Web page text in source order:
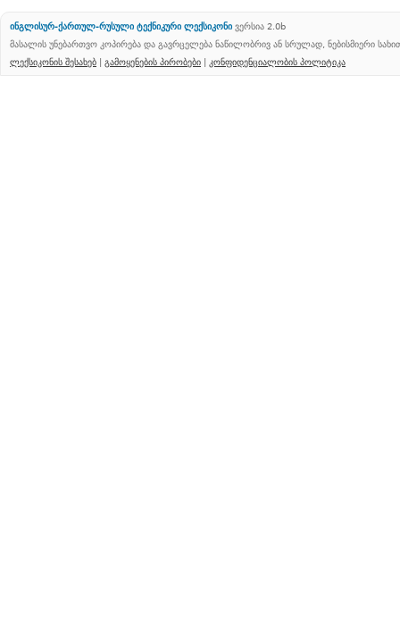
ინგლისურ-ქართულ-რუსული ტექნიკური ლექსიკონი ვერსია 2.0b
მასალის უნებართვო კოპირება და გავრცელება ნაწილობრივ ან სრულად, ნებისმიერი
ლექსიკონის შესახებ | გამოყენების პირობები | კონფიდენციალობის პოლიტიკა